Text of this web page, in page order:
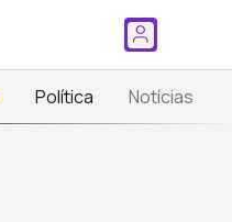
Política Notícias